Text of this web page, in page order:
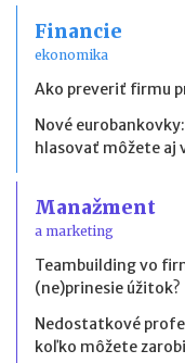
Financie
ekonomika
Ako preveriť firmu
Nové
hlasovať môžete aj
Manažment
a marketing
Teambuilding vo
(ne)prinesie úžitok?
Nedostatkové
koľko môžete